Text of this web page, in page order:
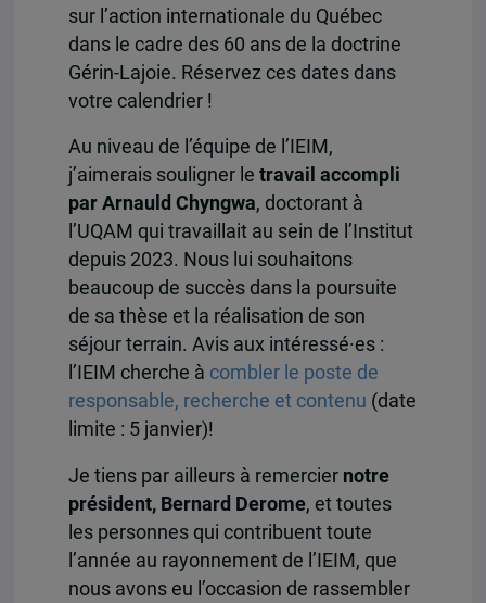
sur l’action internationale du Québec
dans le cadre des 60 ans de la doctrine
Gérin-Lajoie. Réservez ces dates dans
votre calendrier !
Au niveau de l’équipe de l’IEIM,
j’aimerais souligner le travail accompli
par Arnauld Chyngwa, doctorant à
l’UQAM qui travaillait au sein de l’Institut
depuis 2023. Nous lui souhaitons
beaucoup de succès dans la poursuite
de sa thèse et la réalisation de son
séjour terrain. Avis aux intéressé·es :
l’IEIM cherche à combler le poste de
responsable, recherche et contenu (date
limite : 5 janvier)!
Je tiens par ailleurs à remercier notre
président, Bernard Derome, et toutes
les personnes qui contribuent toute
l’année au rayonnement de l’IEIM, que
nous avons eu l’occasion de rassembler